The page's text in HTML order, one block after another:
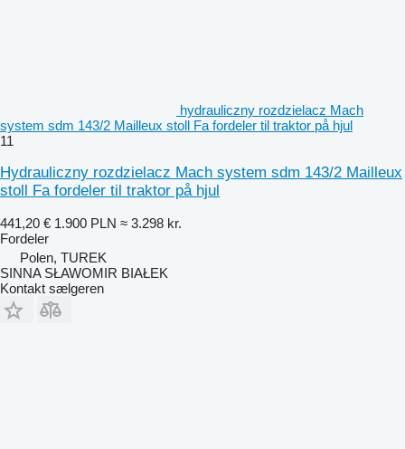
hydrauliczny rozdzielacz Mach
system sdm 143/2 Mailleux stoll Fa fordeler til traktor på hjul
11
Hydrauliczny rozdzielacz Mach system sdm 143/2 Mailleux
stoll Fa fordeler til traktor på hjul
441,20 € 1.900 PLN ≈ 3.298 kr.
Fordeler
Polen, TUREK
SINNA SŁAWOMIR BIAŁEK
Kontakt sælgeren